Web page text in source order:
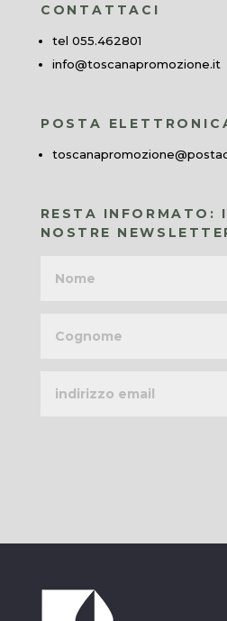
CONTATTACI
tel 055.462801
info@toscanapromozione.it
POSTA
RESTA INFORMATO:
NOSTRE
email